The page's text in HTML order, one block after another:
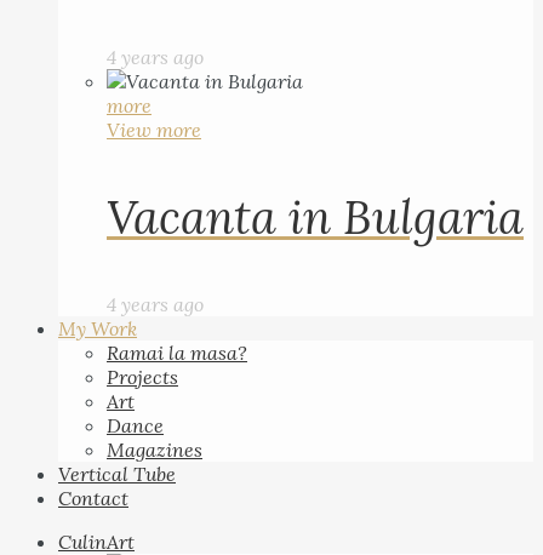
4 years ago
more
View more
Vacanta in Bulgaria
4 years ago
My Work
Ramai la masa?
Projects
Art
Dance
Magazines
Vertical Tube
Contact
CulinArt